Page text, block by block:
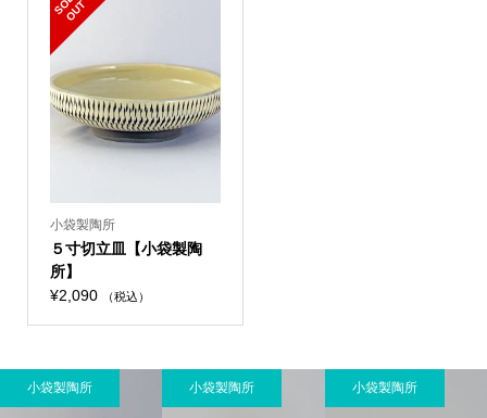
O
T
小袋製陶所
５寸切立皿【小袋製陶
所】
¥2,090 （税込）
小袋製陶所 小袋製陶所 小袋製陶所